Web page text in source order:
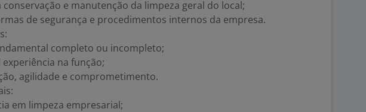
conservação e manutenção da limpeza geral do local;
de segurança e procedimentos internos da empresa.
completo ou incompleto;
experiência na função;
agilidade e comprometimento.
em limpeza empresarial;